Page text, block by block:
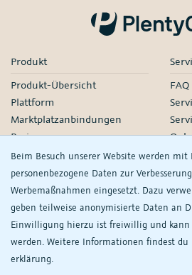
Beim Besuch unserer Website werden
personenbezogene Daten zur
Werbemaßnahmen eingesetzt. Dazu
geben teilweise anonymisierte Daten an
Einwilligung hierzu ist freiwillig und
werden. Weitere Informationen findest du
erklärung.
Produkt
Produkt-Übersicht
Plattform
Marktplatzanbindungen
Preise
FAQ
Knowledge
plentyDevelopers